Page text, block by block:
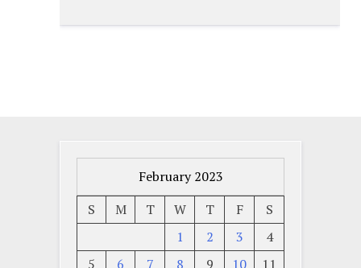
February 2023
S
M T W T F
S
1
2 3
4
5
6 7 8 9 10 11